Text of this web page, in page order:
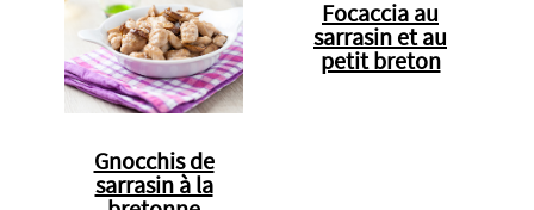
Gnocchis de
sarrasin à la
Focaccia au
sarrasin et au
petit breton